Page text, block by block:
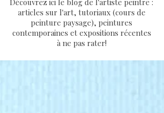
Découvrez ici le blog de l'artiste peintre :
articles sur l'art, tutoriaux (cours de
peinture paysage), peintures
contemporaines et expositions récentes
à ne pas rater!